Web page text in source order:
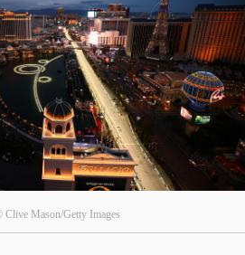
Clive Mason/Getty Images